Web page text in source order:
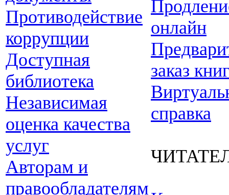
Противодействие
коррупции
Доступная
библиотека
Независимая
оценка качества
услуг
Авторам и
правообладателям
онлайн
заказ
справка